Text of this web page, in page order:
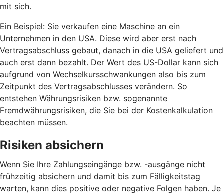
mit sich.
Ein Beispiel: Sie verkaufen eine Maschine an ein
Unternehmen in den USA. Diese wird aber erst nach
Vertragsabschluss gebaut, danach in die USA geliefert und
auch erst dann bezahlt. Der Wert des US-Dollar kann sich
aufgrund von Wechselkursschwankungen also bis zum
Zeitpunkt des Vertragsabschlusses verändern. So
entstehen Währungsrisiken bzw. sogenannte
Fremdwährungsrisiken, die Sie bei der Kostenkalkulation
beachten müssen.
Risiken absichern
Wenn Sie Ihre Zahlungseingänge bzw. -ausgänge nicht
frühzeitig absichern und damit bis zum Fälligkeitstag
warten, kann dies positive oder negative Folgen haben. Je